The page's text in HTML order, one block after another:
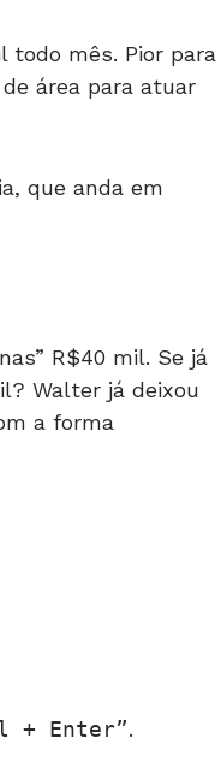
todo mês. Pior para
área para atuar
que anda em
R$40 mil. Se já
Walter já deixou
a forma
+ Enter .